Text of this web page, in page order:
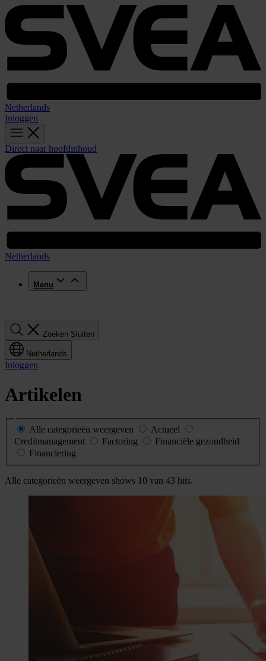
Netherlands
Inloggen
Direct naar hoofdinhoud
Netherlands
Menu
Zoeken Sluiten
Netherlands
Inloggen
Artikelen
Alle categorieën weergeven
Actueel
Creditmanagement
Factoring
Financiële gezondheid
Financiering
Alle categorieën weergeven shows 10 van 43 hits.